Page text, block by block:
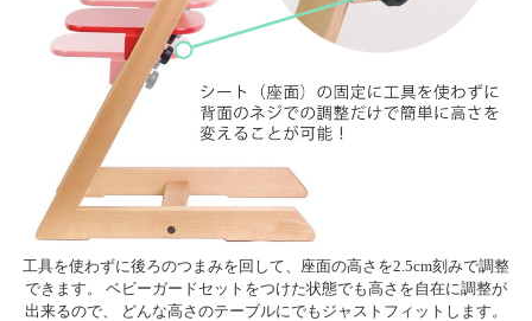
工具を使わずに後ろのつまみを回して、座面の高さを2.5cm刻みで調整
できます。 ベビーガードセットをつけた状態でも高さを自在に調整が
出来るので、 どんな高さのテーブルにでもジャストフィットします。